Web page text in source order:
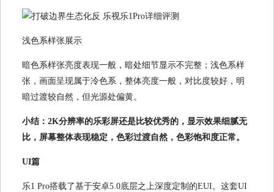
浅色系样张展示
暗色系样张亮度表现一般，暗处细节显示不完整；浅色系样
张，画面呈现属于冷色系，整体亮度一般，对比度较好，明
暗过渡较自然，但光源处偏黄。
小结：2K分辨率的乐彩屏还是比较优秀的，显示效果细腻无
比，屏幕整体表现稳定，色彩过渡自然，色彩饱和度正常。
UI篇
乐1 Pro搭载了基于安卓5.0底层之上深度定制的EUI。这套UI